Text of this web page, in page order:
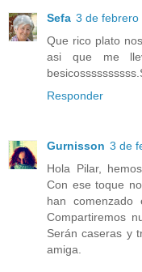
Sefa 3 de febrero
Que rico plato
asi que me
Responder
Gurnisson 3 de
Hola Pilar,
Con ese toque
han
Compartiremos
Serán caseras y
amiga.